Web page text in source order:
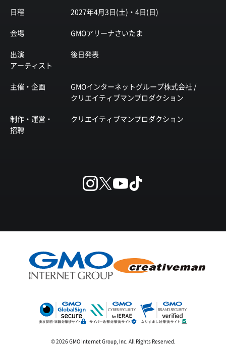
日程 2027年4月3日(土)・4日(日)
会場 GMOアリーナさいたま
出演
アーティスト
後日発表
主催・企画
GMOインターネットグループ株式会社 /
クリエイティブマンプロダクション
制作・運営・
招聘
クリエイティブマンプロダクション
© 2026 GMO Internet Group, Inc. All Rights Reserved.